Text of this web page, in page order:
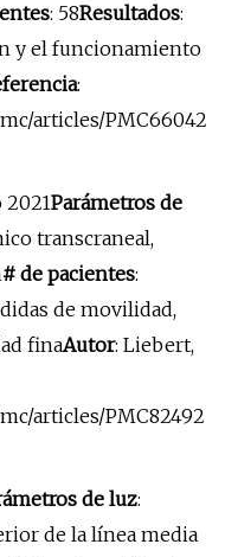
: 58Resultados:
y el funcionamiento
:
articles/PMC66042
2021Parámetros de
transcraneal,
# de pacientes:
de movilidad,
finaAutor: Liebert,
articles/PMC82492
de luz:
de la línea media